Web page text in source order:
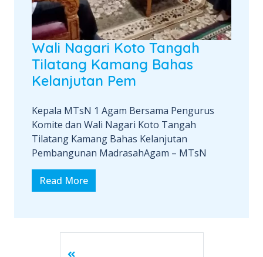
Wali Nagari Koto Tangah
Tilatang Kamang Bahas
Kelanjutan Pem
Kepala MTsN 1 Agam Bersama Pengurus
Komite dan Wali Nagari Koto Tangah
Tilatang Kamang Bahas Kelanjutan
Pembangunan MadrasahAgam – MTsN
Read More